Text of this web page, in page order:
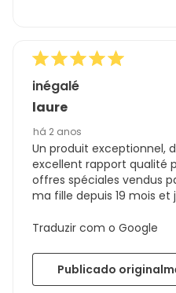
inégalé
laure
há 2 anos
Un produit exceptionnel,
excellent rapport qualité
offres spéciales vendus
ma fille depuis 19 mois
Traduzir com o Google
Publicado